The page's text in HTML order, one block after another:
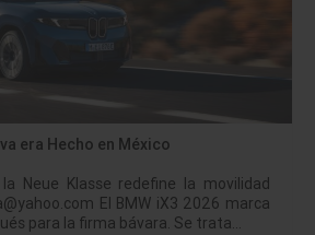
era Hecho en México
Neue Klasse redefine la movilidad
El BMW iX3 2026 marca
para la firma bávara. Se trata…